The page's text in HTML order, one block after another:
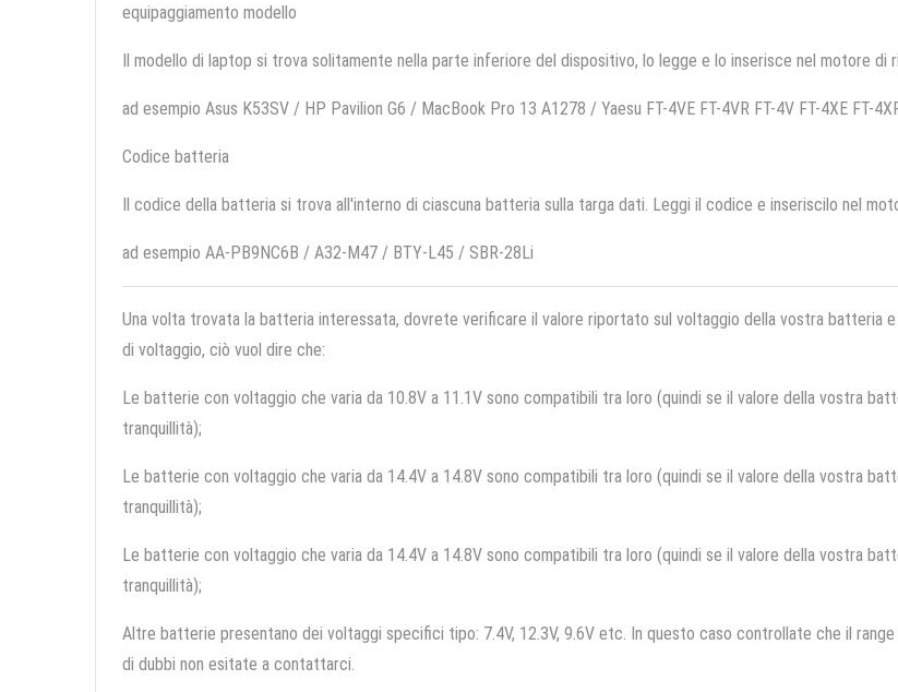
equipaggiamento modello
Il modello di laptop si trova solitamente nella parte inferiore del dispositivo, lo legge e lo inserisce nel motore di
ad esempio Asus K53SV / HP Pavilion G6 / MacBook Pro 13 A1278 / Yaesu FT-4VE FT-4VR FT-4V FT-4XE FT-
Codice batteria
Il codice della batteria si trova all'interno di ciascuna batteria sulla targa dati. Leggi il codice e inseriscilo nel
ad esempio AA-PB9NC6B / A32-M47 / BTY-L45 / SBR-28Li
Una volta trovata la batteria interessata, dovrete verificare il valore riportato sul voltaggio della vostra batteria
di voltaggio, ciò vuol dire che:
Le batterie con voltaggio che varia da 10.8V a 11.1V sono compatibili tra loro (quindi se il valore della vostra
tranquillità);
Le batterie con voltaggio che varia da 14.4V a 14.8V sono compatibili tra loro (quindi se il valore della vostra
tranquillità);
Le batterie con voltaggio che varia da 14.4V a 14.8V sono compatibili tra loro (quindi se il valore della vostra
tranquillità);
Altre batterie presentano dei voltaggi specifici tipo: 7.4V, 12.3V, 9.6V etc. In questo caso controllate che il
di dubbi non esitate a contattarci.